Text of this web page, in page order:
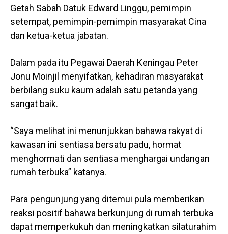
Getah Sabah Datuk Edward Linggu, pemimpin
setempat, pemimpin-pemimpin masyarakat Cina
dan ketua-ketua jabatan.
Dalam pada itu Pegawai Daerah Keningau Peter
Jonu Moinjil menyifatkan, kehadiran masyarakat
berbilang suku kaum adalah satu petanda yang
sangat baik.
“Saya melihat ini menunjukkan bahawa rakyat di
kawasan ini sentiasa bersatu padu, hormat
menghormati dan sentiasa menghargai undangan
rumah terbuka” katanya.
Para pengunjung yang ditemui pula memberikan
reaksi positif bahawa berkunjung di rumah terbuka
dapat memperkukuh dan meningkatkan silaturahim